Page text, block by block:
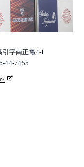
字南正亀4-1
44-7455